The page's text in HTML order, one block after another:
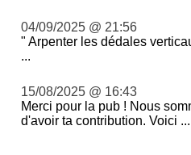
04/09/2025 @ 21:56
" Arpenter les dédales
...
15/08/2025 @ 16:43
Merci pour la pub ! Nous
d'avoir ta contribution. Voici ...